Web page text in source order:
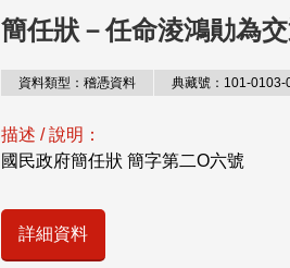
簡任狀－任命淩鴻勛為
資料類型：稽憑資料 典藏號：101-0103-
描述 / 說明：
國民政府簡任狀 簡字第二O六號
詳細資料